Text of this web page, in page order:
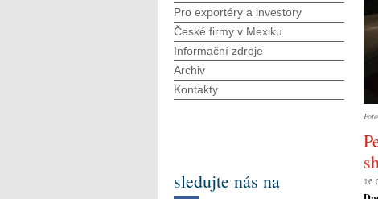
Pro exportéry a investory
České firmy v Mexiku
Informační zdroje
Archiv
Kontakty
sledujte nás na